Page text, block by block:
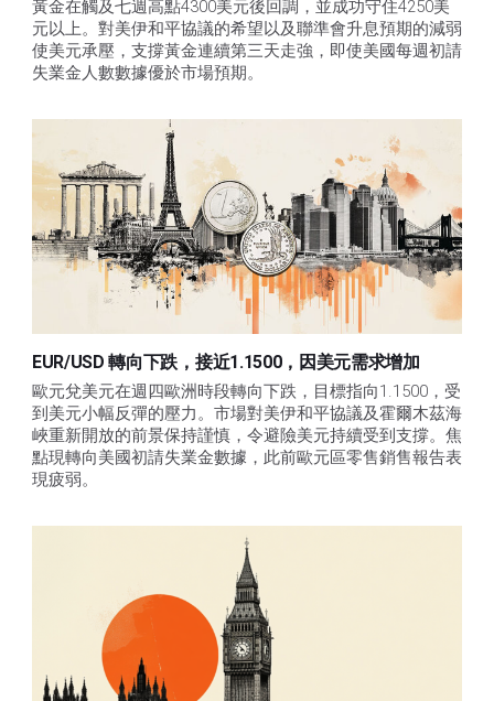
黃金在觸及七週高點4300美元後回調，並成功守住4250美
元以上。對美伊和平協議的希望以及聯準會升息預期的減弱
使美元承壓，支撐黃金連續第三天走強，即使美國每週初請
失業金人數數據優於市場預期。
EUR/USD 轉向下跌，接近1.1500，因美元需求增加
歐元兌美元在週四歐洲時段轉向下跌，目標指向1.1500，受
到美元小幅反彈的壓力。市場對美伊和平協議及霍爾木茲海
峽重新開放的前景保持謹慎，令避險美元持續受到支撐。焦
點現轉向美國初請失業金數據，此前歐元區零售銷售報告表
現疲弱。